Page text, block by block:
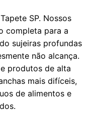
SP. Nossos
completa para a
sujeiras profundas
não alcança.
produtos de alta
mais difíceis,
de alimentos e